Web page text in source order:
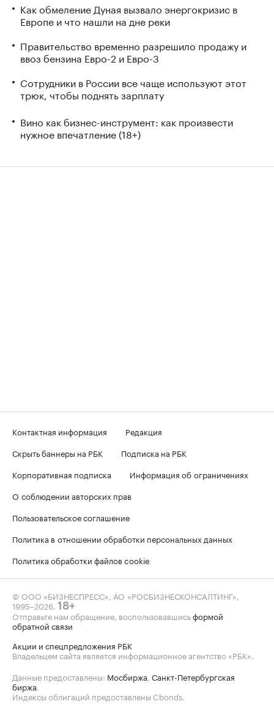
Как обмеление Дуная вызвало энергокризис в
Европе и что нашли на дне реки
Правительство временно разрешило продажу и
ввоз бензина Евро-2 и Евро-3
Сотрудники в России все чаще используют этот
трюк, чтобы поднять зарплату
Вино как бизнес-инструмент: как произвести
нужное впечатление (18+)
Контактная информация
Редакция
Скрыть баннеры на РБК
Подписка на РБК
Корпоративная подписка
Информация об ограничениях
О соблюдении авторских прав
Пользовательское соглашение
Политика в отношении обработки персональных данных
Политика обработки файлов cookie
© ООО «БИЗНЕСПРЕСС», АО «РОСБИЗНЕСКОНСАЛТИНГ»,
1995–2026. 18+
Отправьте нам обращение, воспользовавшисьформой
обратной связи
Акции и спецпредложения РБК
Владельцем сайта является информационное агентство «РБК».
Данные предоставлены: Мосбиржа, Санкт-Петербургская
биржа.
Индексы облигаций предоставлены Cbonds.